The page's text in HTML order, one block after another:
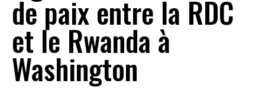
de paix entre la RDC
et le Rwanda à
Washington